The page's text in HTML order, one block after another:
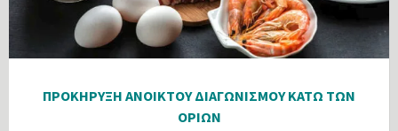
ΠΡΟΚΗΡΥΞΗ ΑΝΟΙΚΤΟΥ ΔΙΑΓΩΝΙΣΜΟΥ ΚΑΤΩ ΤΩΝ
ΟΡΙΩΝ